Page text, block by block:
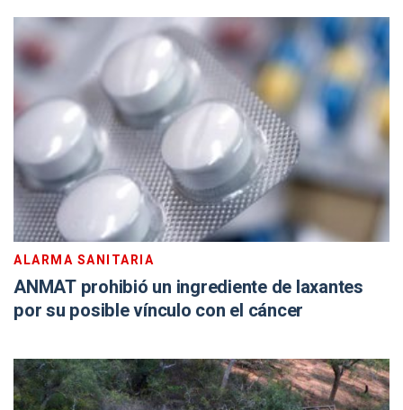
ALARMA SANITARIA
ANMAT prohibió un ingrediente de laxantes
por su posible vínculo con el cáncer